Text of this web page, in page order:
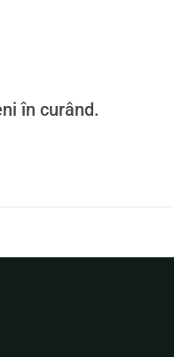
în curând.